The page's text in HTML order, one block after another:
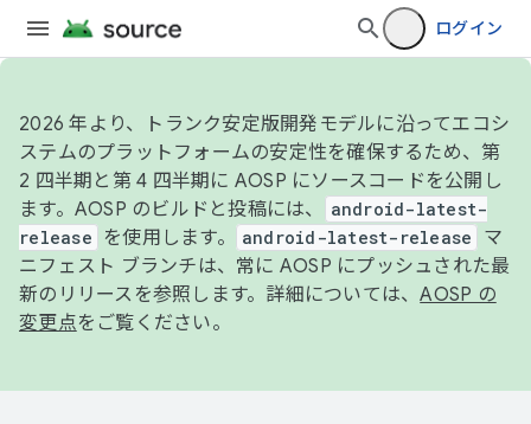
ログイン
2026 年より、トランク安定版開発モデルに沿ってエコシ
ステムのプラットフォームの安定性を確保するため、第
2 四半期と第 4 四半期に AOSP にソースコードを公開し
ます。AOSP のビルドと投稿には、
android-latest-
release
を使用します。 android-latest-release
マ
ニフェスト ブランチは、常に AOSP にプッシュされた最
新のリリースを参照します。詳細については、AOSP の
変更点をご覧ください。